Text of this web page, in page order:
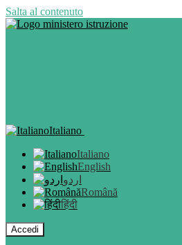
Salta al contenuto
Italiano
Italiano
English
اردو
Română
हिंदी
Accedi